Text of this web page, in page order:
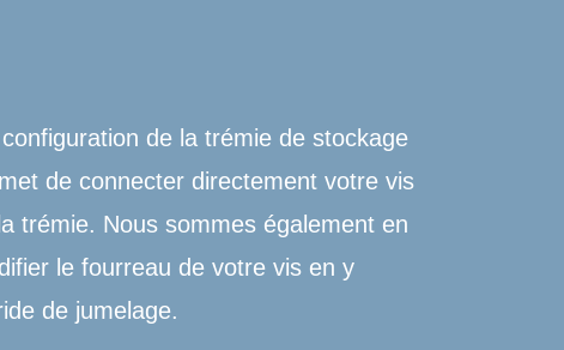
de la trémie de stockage
de connecter directement votre vis
trémie. Nous sommes également en
le fourreau de votre vis en y
de jumelage.